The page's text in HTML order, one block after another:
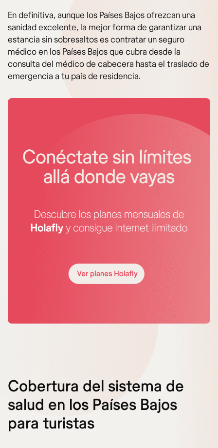
En definitiva, aunque los Países Bajos ofrezcan una
sanidad excelente, la mejor forma de garantizar una
estancia sin sobresaltos es contratar un seguro
médico en los Países Bajos que cubra desde la
consulta del médico de cabecera hasta el traslado de
emergencia a tu país de residencia.
Cobertura del sistema de
salud en los Países Bajos
para turistas